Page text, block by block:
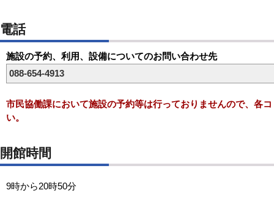
電話
施設の予約、利用、設備についてのお問い合わせ先
088-654-4913
市民協働課において施設の予約等は行っておりませんので、各
い。
開館時間
9時から20時50分